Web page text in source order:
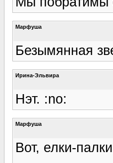
Марфуша
Безымянная
Ирина-Эльвира
Нэт. :no:
Марфуша
Вот, елки-